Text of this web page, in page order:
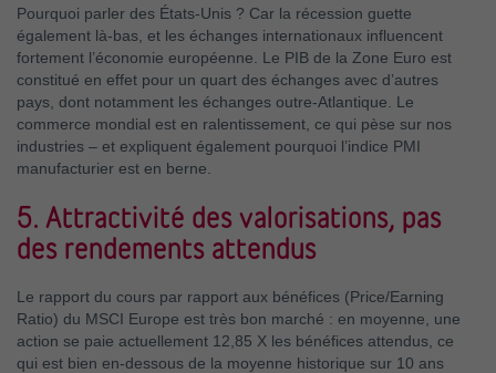
Pourquoi parler des États-Unis ? Car la récession guette
également là-bas, et les échanges internationaux influencent
fortement l’économie européenne. Le PIB de la Zone Euro est
constitué en effet pour un quart des échanges avec d’autres
pays, dont notamment les échanges outre-Atlantique. Le
commerce mondial est en ralentissement, ce qui pèse sur nos
industries – et expliquent également pourquoi l’indice PMI
manufacturier est en berne.
5. Attractivité des valorisations, pas
des rendements attendus
Le rapport du cours par rapport aux bénéfices (Price/Earning
Ratio) du MSCI Europe est très bon marché : en moyenne, une
action se paie actuellement 12,85 X les bénéfices attendus, ce
qui est bien en-dessous de la moyenne historique sur 10 ans